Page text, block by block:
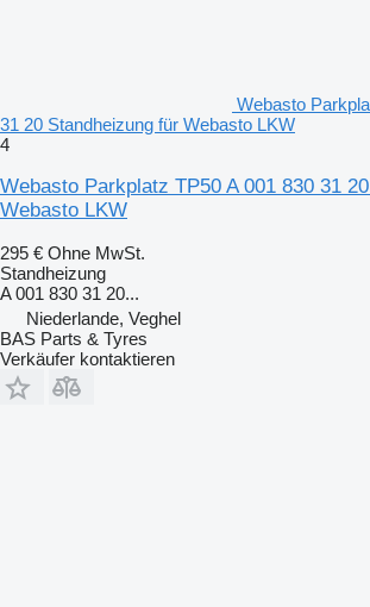
Webasto
31 20 Standheizung für Webasto LKW
4
Webasto Parkplatz TP50 A 001 830 31
Webasto LKW
295 € Ohne MwSt.
Standheizung
A 001 830 31 20...
Niederlande, Veghel
BAS Parts & Tyres
Verkäufer kontaktieren